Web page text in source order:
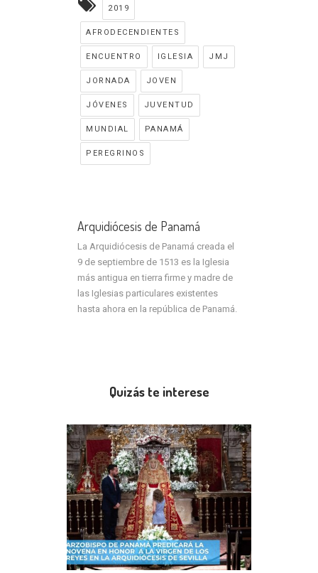
2019
AFRODECENDIENTES
ENCUENTRO IGLESIA JMJ
JORNADA JOVEN
JÓVENES JUVENTUD
MUNDIAL PANAMÁ
PEREGRINOS
Arquidiócesis de Panamá
La Arquidiócesis de Panamá creada el
9 de septiembre de 1513 es la Iglesia
más antigua en tierra firme y madre de
las Iglesias particulares existentes
hasta ahora en la república de Panamá.
Quizás te interese